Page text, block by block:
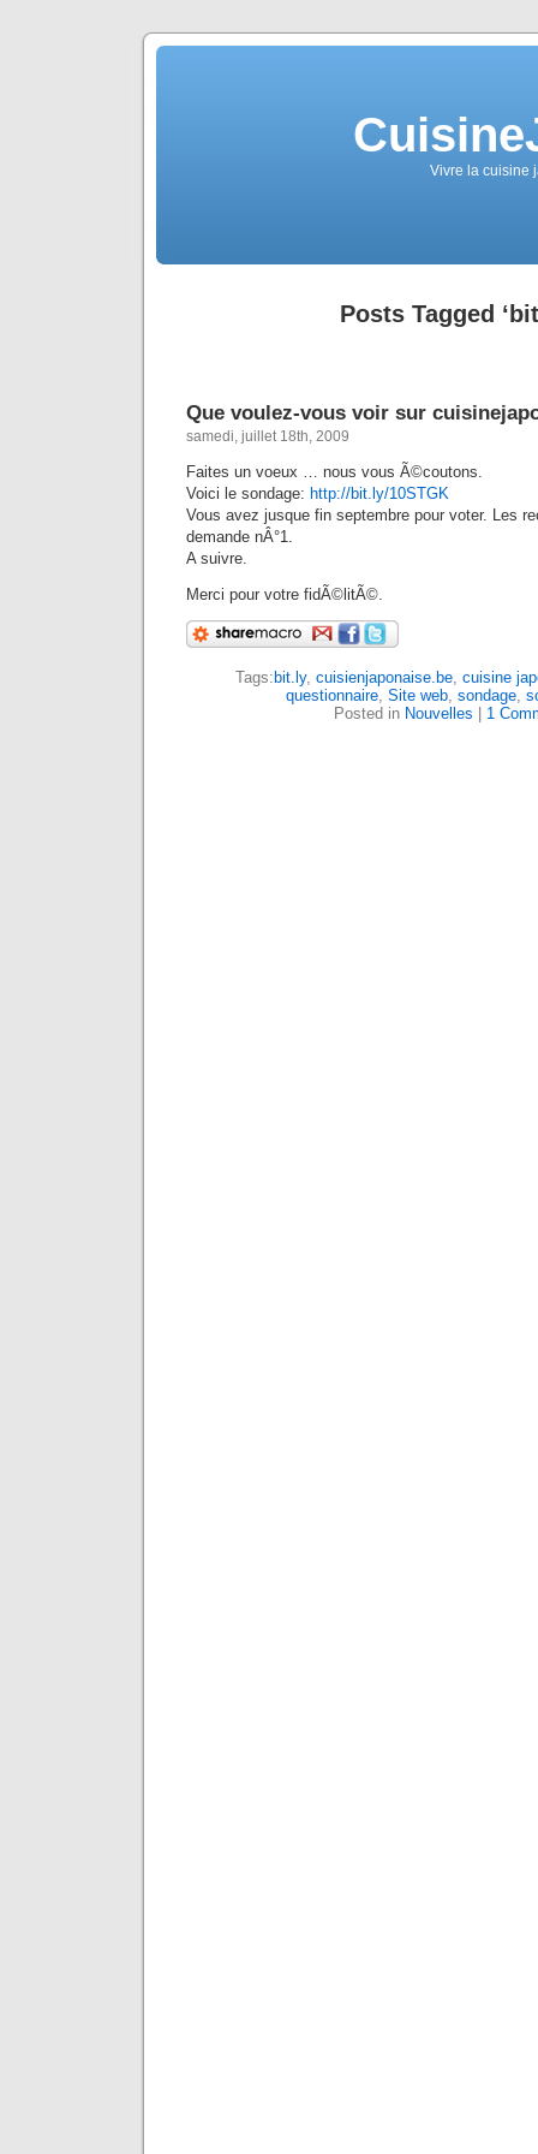
Vivre la cuisine
Posts Tagged
Que voulez-vous voir sur
samedi, juillet 18th, 2009
Faites un voeux … nous vous Ã©coutons.
Voici le sondage: http://bit.ly/10STGK
Vous avez jusque fin septembre pour voter. Les
demande nÂ°1.
A suivre.
Merci pour votre fidÃ©litÃ©.
Tags: bit.ly, cuisienjaponaise.be, cuisine
questionnaire, Site web, sondage,
Posted in Nouvelles 1